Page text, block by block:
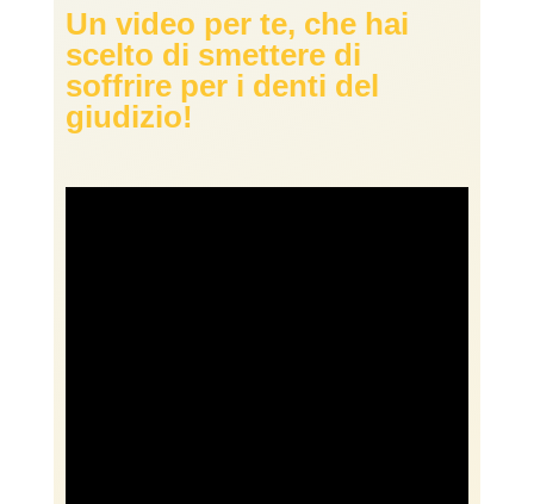
Un video per te, che hai
scelto di smettere di
soffrire per i denti del
giudizio!